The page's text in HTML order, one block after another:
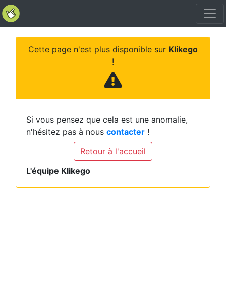
Cette page n'est plus disponible sur Klikego
!
Si vous pensez que cela est une anomalie,
n'hésitez pas à nous contacter !
Retour à l'accueil
L'équipe Klikego